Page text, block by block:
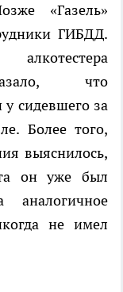
«Газель»
ГИБДД.
что
сидевшего за
Более того,
выяснилось,
он уже был
не имел